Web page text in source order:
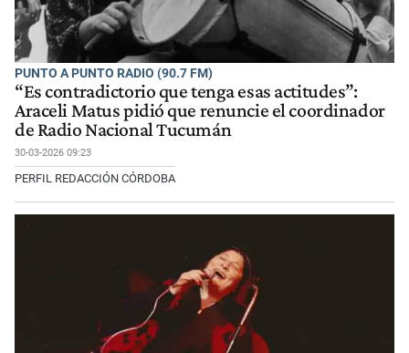
PUNTO A PUNTO RADIO (90.7 FM)
“Es contradictorio que tenga esas actitudes”:
Araceli Matus pidió que renuncie el coordinador
de Radio Nacional Tucumán
30-03-2026 09:23
PERFIL REDACCIÓN CÓRDOBA